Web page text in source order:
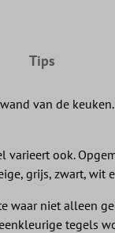
Tips
van de
varieert ook.
grijs, zwart, wit
waar niet alleen
tegels